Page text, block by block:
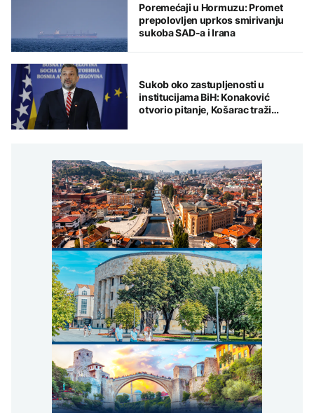
Poremećaji u Hormuzu: Promet
prepolovljen uprkos smirivanju
sukoba SAD-a i Irana
Sukob oko zastupljenosti u
institucijama BiH: Konaković
otvorio pitanje, Košarac traži